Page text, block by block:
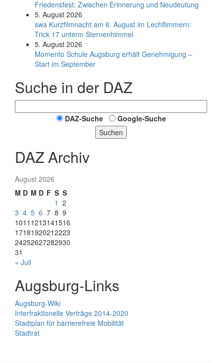
Friedensfest: Zwischen Erinnerung und Neudeutung
5. August 2026
swa Kurz­film­nacht am 6. August im Lech­flim­mern:
Trick 17 unterm Sternen­himmel
5. August 2026
Momento Schule Augsburg erhält Genehmigung –
Start im September
Suche in der DAZ
DAZ-Suche
Google-Suche
Suchen
DAZ Archiv
August 2026
M D M D F S S
1 2
3 4 5 6 7 8 9
1011 1213141516
17181920212223
24252627282930
31
« Juli
Augsburg-Links
Augsburg-Wiki
Interfraktionelle Verträge 2014-2020
Stadtplan für barrierefreie Mobilität
Stadtrat